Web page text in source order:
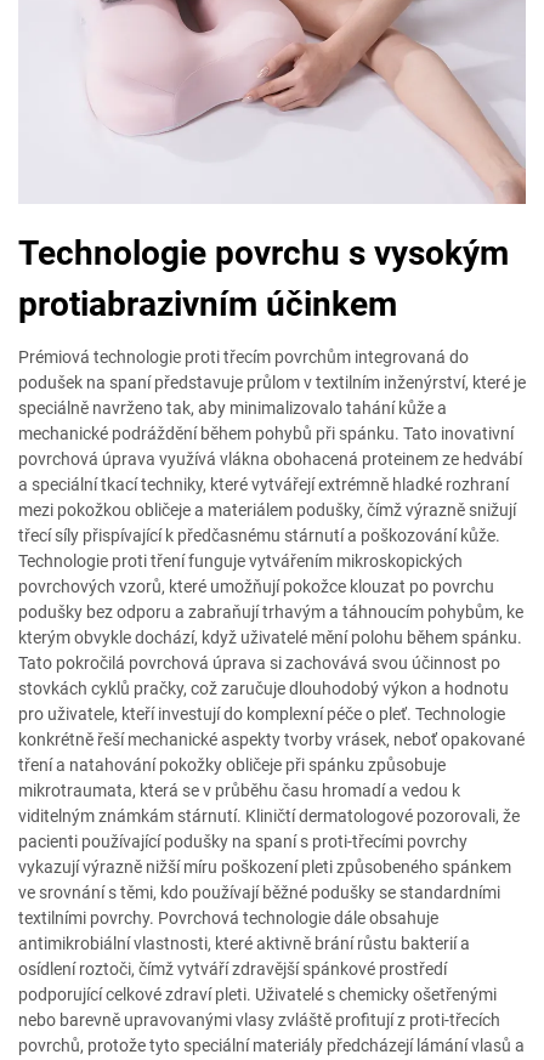
Technologie povrchu s vysokým
protiabrazivním účinkem
Prémiová technologie proti třecím povrchům integrovaná do
podušek na spaní představuje průlom v textilním inženýrství, které je
speciálně navrženo tak, aby minimalizovalo tahání kůže a
mechanické podráždění během pohybů při spánku. Tato inovativní
povrchová úprava využívá vlákna obohacená proteinem ze hedvábí
a speciální tkací techniky, které vytvářejí extrémně hladké rozhraní
mezi pokožkou obličeje a materiálem podušky, čímž výrazně snižují
třecí síly přispívající k předčasnému stárnutí a poškozování kůže.
Technologie proti tření funguje vytvářením mikroskopických
povrchových vzorů, které umožňují pokožce klouzat po povrchu
podušky bez odporu a zabraňují trhavým a táhnoucím pohybům, ke
kterým obvykle dochází, když uživatelé mění polohu během spánku.
Tato pokročilá povrchová úprava si zachovává svou účinnost po
stovkách cyklů pračky, což zaručuje dlouhodobý výkon a hodnotu
pro uživatele, kteří investují do komplexní péče o pleť. Technologie
konkrétně řeší mechanické aspekty tvorby vrásek, neboť opakované
tření a natahování pokožky obličeje při spánku způsobuje
mikrotraumata, která se v průběhu času hromadí a vedou k
viditelným známkám stárnutí. Kliničtí dermatologové pozorovali, že
pacienti používající podušky na spaní s proti-třecími povrchy
vykazují výrazně nižší míru poškození pleti způsobeného spánkem
ve srovnání s těmi, kdo používají běžné podušky se standardními
textilními povrchy. Povrchová technologie dále obsahuje
antimikrobiální vlastnosti, které aktivně brání růstu bakterií a
osídlení roztoči, čímž vytváří zdravější spánkové prostředí
podporující celkové zdraví pleti. Uživatelé s chemicky ošetřenými
nebo barevně upravovanými vlasy zvláště profitují z proti-třecích
povrchů, protože tyto speciální materiály předcházejí lámání vlasů a